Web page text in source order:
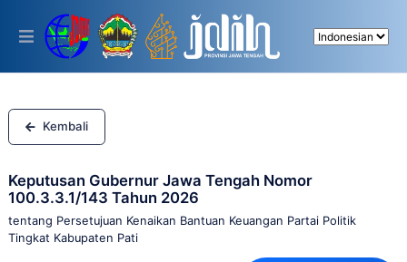
This
includes
accessibility
system.
Kembali
Keputusan Gubernur Jawa Tengah Nomor
100.3.3.1/143 Tahun 2026
tentang Persetujuan Kenaikan Bantuan Keuangan Partai Politik
Tingkat Kabupaten Pati